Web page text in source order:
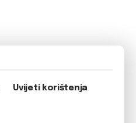
Uvijeti korištenja